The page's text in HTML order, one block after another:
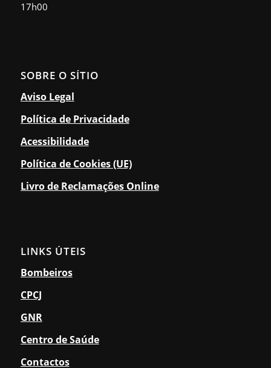
17h00
SOBRE O SÍTIO
Aviso Legal
Política de Privacidade
Acessibilidade
Política de Cookies (UE)
Livro de Reclamações Online
LINKS ÚTEIS
Bombeiros
CPCJ
GNR
Centro de Saúde
Contactos